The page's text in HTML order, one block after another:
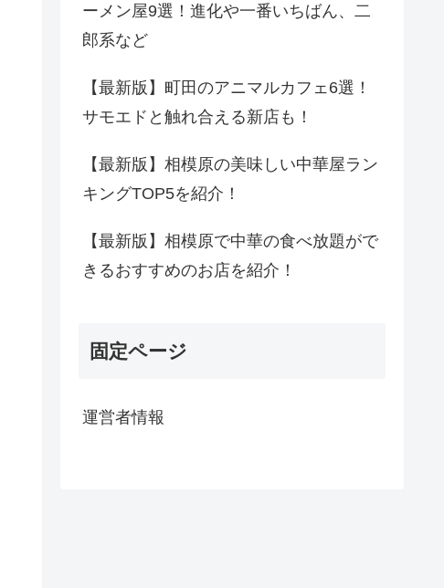
ーメン屋9選！進化や一番いちばん、二
郎系など
【最新版】町田のアニマルカフェ6選！
サモエドと触れ合える新店も！
【最新版】相模原の美味しい中華屋ラン
キングTOP5を紹介！
【最新版】相模原で中華の食べ放題がで
きるおすすめのお店を紹介！
固定ページ
運営者情報